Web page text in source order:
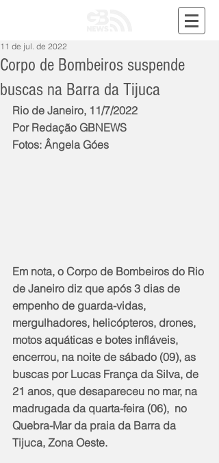
Corpo de Bombeiros suspende
buscas na Barra da Tijuca
11 de jul. de 2022
Rio de Janeiro, 11/7/2022
Por Redação GBNEWS
Fotos: Ângela Góes
Em nota, o Corpo de Bombeiros do Rio
de Janeiro diz que após 3 dias de
empenho de guarda-vidas,
mergulhadores, helicópteros, drones,
motos aquáticas e botes infláveis,
encerrou, na noite de sábado (09), as
buscas por Lucas França da Silva, de
21 anos, que desapareceu no mar, na
madrugada da quarta-feira (06),  no
Quebra-Mar da praia da Barra da
Tijuca, Zona Oeste.